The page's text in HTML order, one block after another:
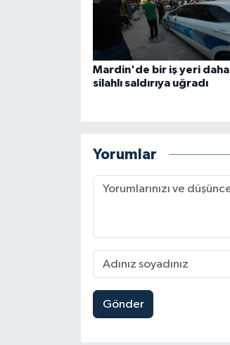
Mardin'de bir iş yeri daha
silahlı saldırıya uğradı
Yorumlar
Gönder